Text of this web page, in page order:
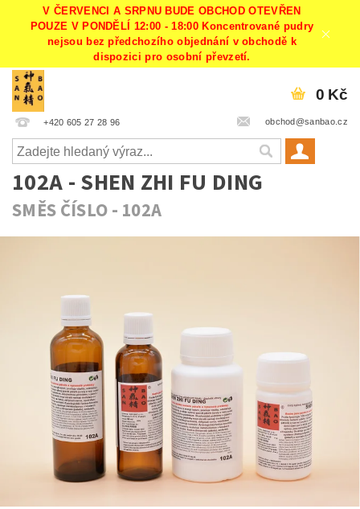
V ČERVENCI A SRPNU BUDE OBCHOD OTEVŘEN
POUZE V PONDĚLÍ 12:00 - 18:00 Koncentrované pudry
nejsou bez předchozího objednání v obchodě k
dispozici pro osobní převzetí.
+420 605 27 28 96 obchod@sanbao.cz
0 Kč
102A - SHEN ZHI FU DING
SMĚS ČÍSLO - 102A